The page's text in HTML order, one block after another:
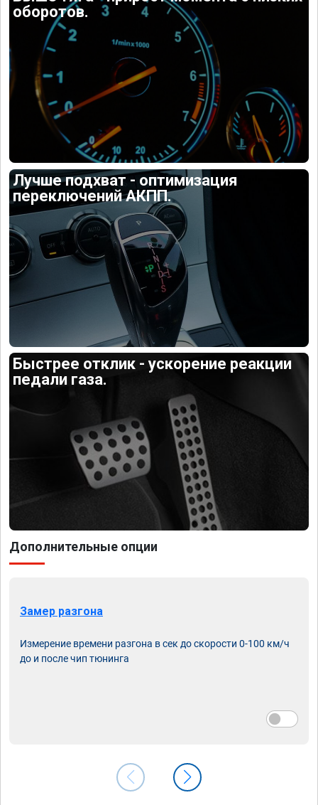
оборотов.
Лучше подхват - оптимизация
переключений АКПП.
Быстрее отклик - ускорение реакции
педали газа.
Дополнительные опции
Замер разгона
Измерение времени разгона в сек до скорости 0-100 км/ч
до и после чип тюнинга